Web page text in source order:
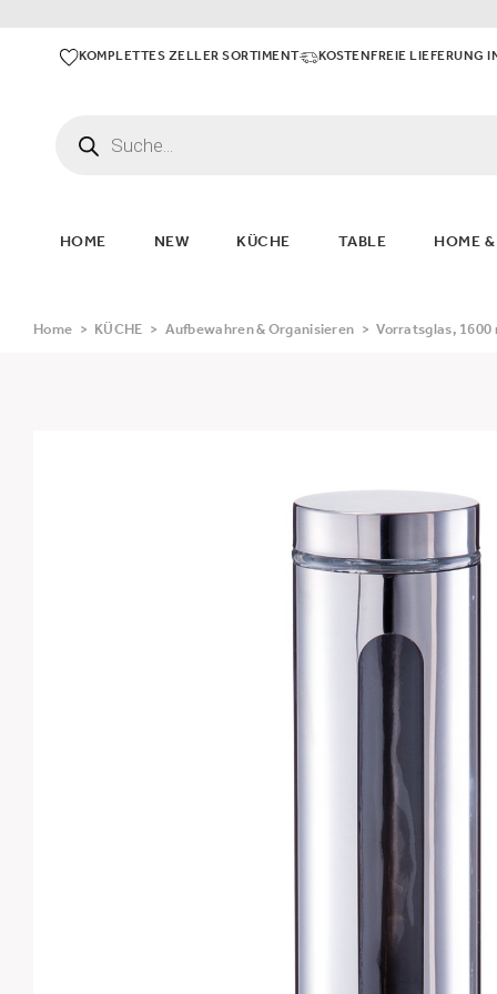
KOMPLETTES ZELLER SORTIMENT KOSTENFREIE LIEFERUNG
HOME NEW KÜCHE TABLE HOME
Home > KÜCHE > Aufbewahren & Organisieren > Vorratsglas, 1600